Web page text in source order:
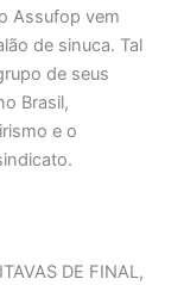
Assufop vem
de sinuca. Tal
de seus
Brasil,
e o
DE FINAL,